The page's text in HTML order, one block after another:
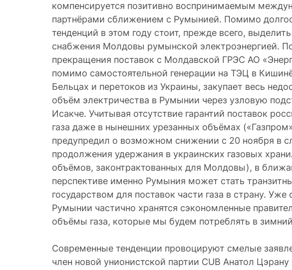
компенсируется позитивно воспринимаемым
партнёрами сближением с Румынией. Помимо
тенденций в этом году стоит, прежде всего,
снабжения Молдовы румынской электроэнергией.
прекращения поставок с Молдавской ГРЭС АО
помимо самостоятельной генерации на ТЭЦ в
Бельцах и перетоков из Украины, закупает весь
объём электричества в Румынии через узловую
Исакче. Учитывая отсутствие гарантий поставок
газа даже в нынешних урезанных объёмах
предупредил о возможном снижении с 20 ноября в
продолжения удержания в украинских газовых
объёмов, законтрактованных для Молдовы), в
перспективе именно Румыния может стать
государством для поставок части газа в страну. Уже
Румынии частично хранятся сэкономленные
объёмы газа, которые мы будем потреблять в
Современные тенденции провоцируют смелые
член новой унионистской партии CUB Анатол